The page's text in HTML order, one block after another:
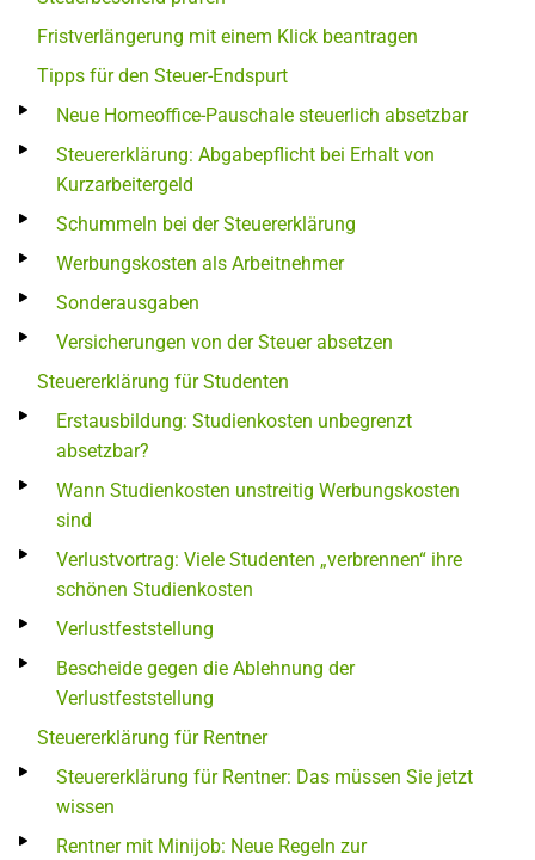
Fristverlängerung mit einem Klick beantragen
Tipps für den Steuer-Endspurt
Neue Homeoffice-Pauschale steuerlich absetzbar
Steuererklärung: Abgabepflicht bei Erhalt von
Kurzarbeitergeld
Schummeln bei der Steuererklärung
Werbungskosten als Arbeitnehmer
Sonderausgaben
Versicherungen von der Steuer absetzen
Steuererklärung für Studenten
Erstausbildung: Studienkosten unbegrenzt
absetzbar?
Wann Studienkosten unstreitig Werbungskosten
sind
Verlustvortrag: Viele Studenten „verbrennen“ ihre
schönen Studienkosten
Verlustfeststellung
Bescheide gegen die Ablehnung der
Verlustfeststellung
Steuererklärung für Rentner
Steuererklärung für Rentner: Das müssen Sie jetzt
wissen
Rentner mit Minijob: Neue Regeln zur